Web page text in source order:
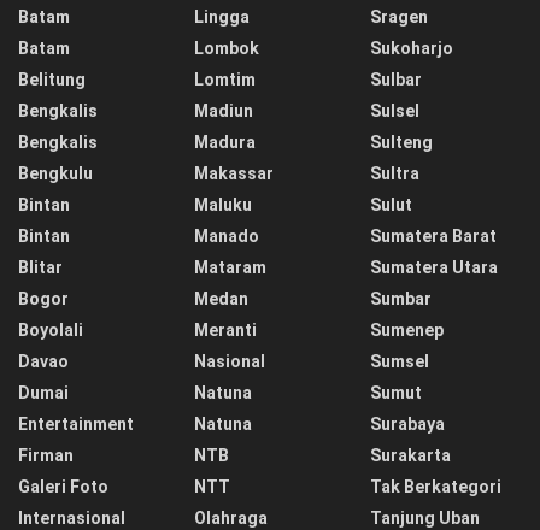
Batam
Batam
Belitung
Bengkalis
Bengkalis
Bengkulu
Bintan
Bintan
Blitar
Bogor
Boyolali
Davao
Dumai
Entertainment
Firman
Galeri Foto
Internasional
Lingga
Lombok
Lomtim
Madiun
Madura
Makassar
Maluku
Manado
Mataram
Medan
Meranti
Nasional
Natuna
Natuna
NTB
NTT
Olahraga
Sragen
Sukoharjo
Sulbar
Sulsel
Sulteng
Sultra
Sulut
Sumatera Barat
Sumatera Utara
Sumbar
Sumenep
Sumsel
Sumut
Surabaya
Surakarta
Tak Berkategori
Tanjung Uban